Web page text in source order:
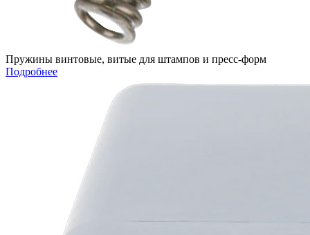
Пружины винтовые, витые для штампов и пресс-форм
Подробнее